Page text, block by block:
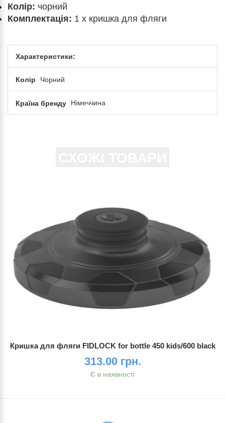
Колір: чорний
Комплектація: 1 х кришка для фляги
Характеристики:
Колір Чорний
Країна бренду Німеччина
Кришка для фляги FIDLOCK for bottle 450 kids/600 black
313.00 грн.
Є в наявності